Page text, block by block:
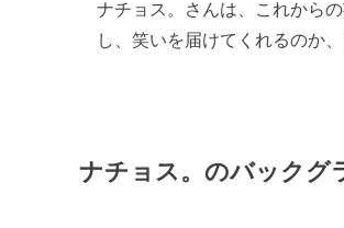
ナチョス。さんは、これから
し、笑いを届けてくれるのか
ナチョス。のバックグ